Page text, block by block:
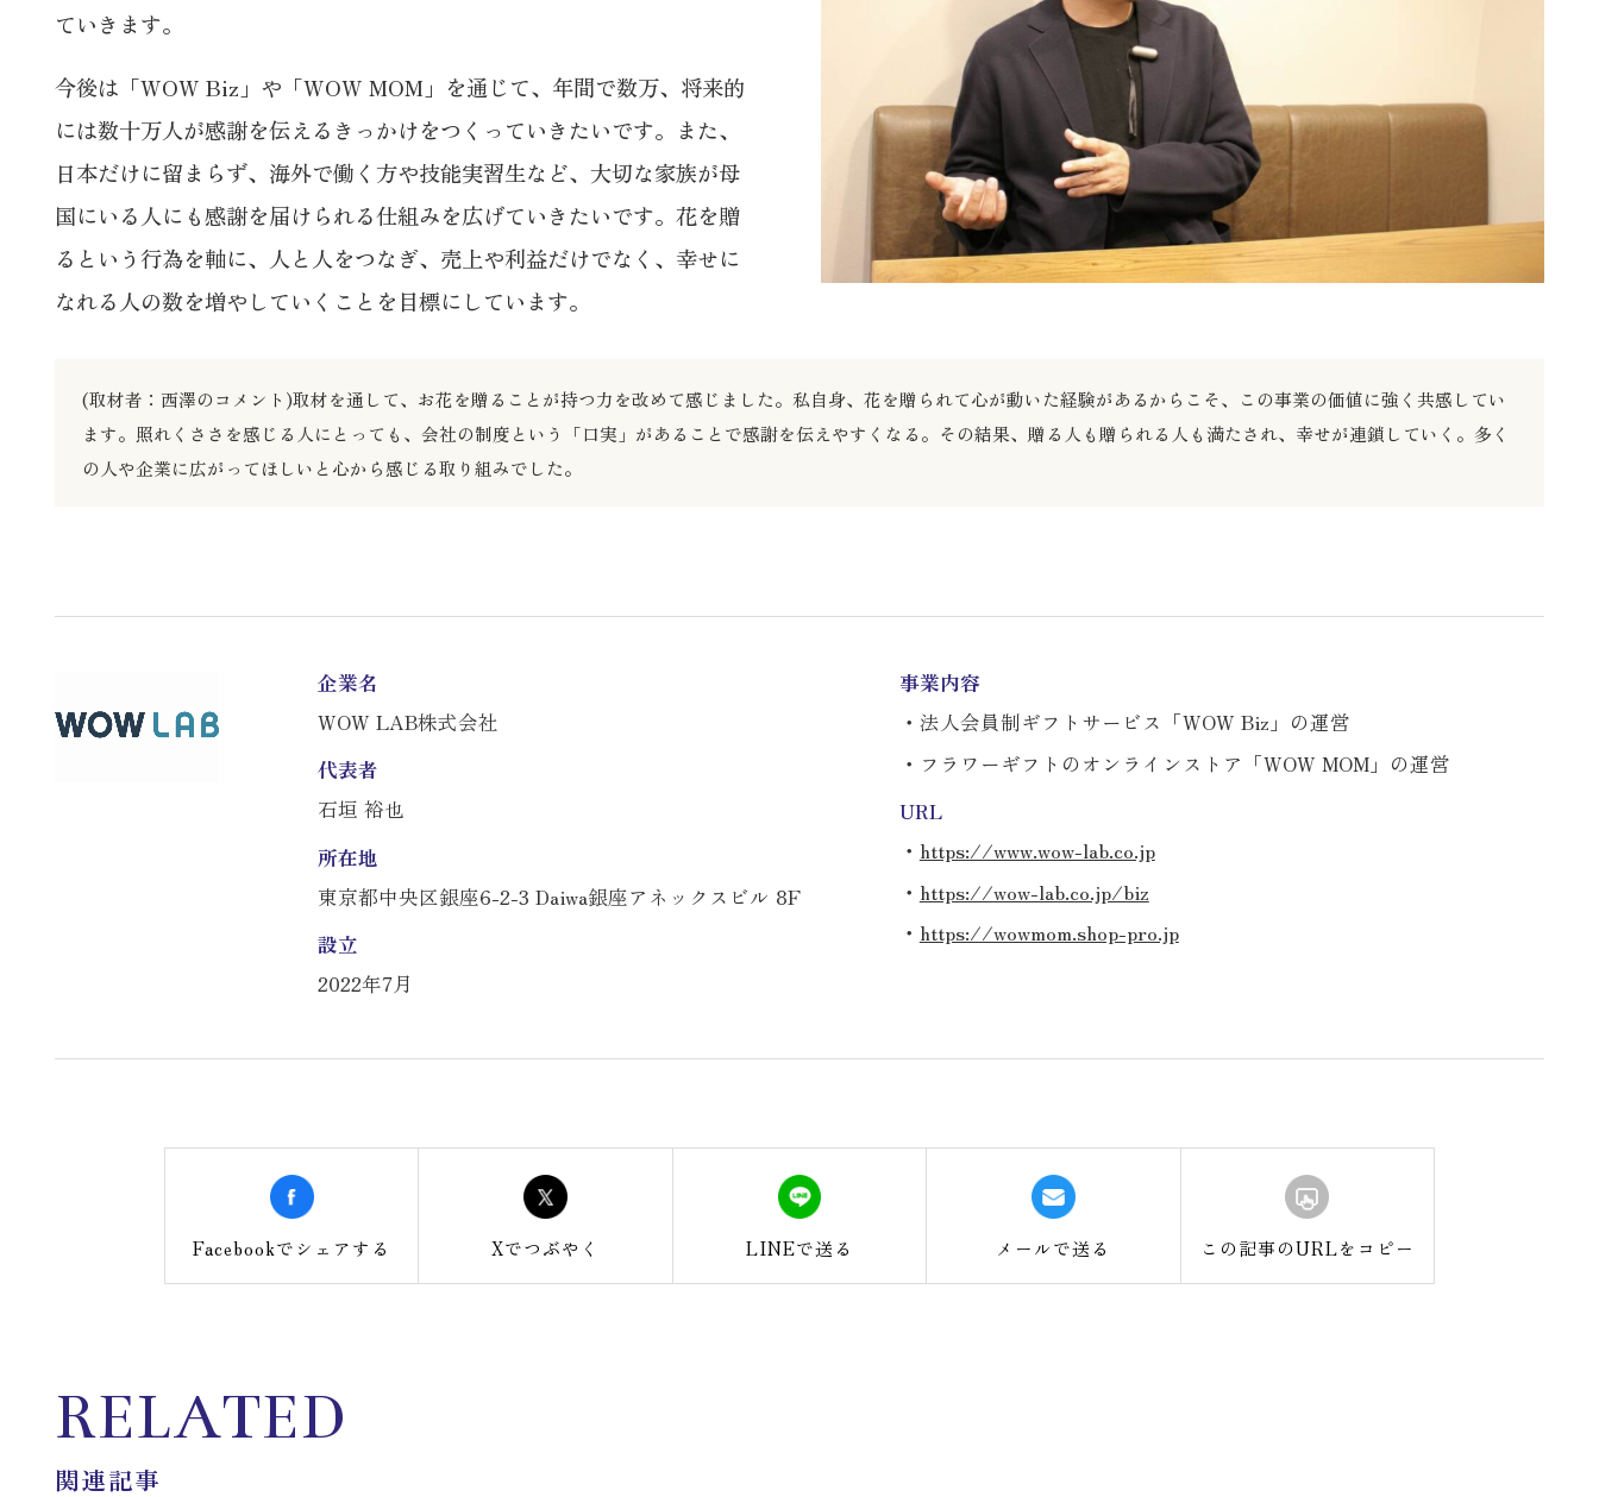
ていきます。
今後は「WOW Biz」や「WOW MOM」を通じて、年間で数万、将来的
には数十万人が感謝を伝えるきっかけをつくっていきたいです。また、
日本だけに留まらず、海外で働く方や技能実習生など、大切な家族が母
国にいる人にも感謝を届けられる仕組みを広げていきたいです。花を贈
るという行為を軸に、人と人をつなぎ、売上や利益だけでなく、幸せに
なれる人の数を増やしていくことを目標にしています。
(取材者：西澤のコメント)取材を通して、お花を贈ることが持つ力を改めて感じました。私自身、花を贈られて心が動いた経験があるからこそ、この事業の価値に強く共感してい
ます。照れくささを感じる人にとっても、会社の制度という「口実」があることで感謝を伝えやすくなる。その結果、贈る人も贈られる人も満たされ、幸せが連鎖していく。多く
の人や企業に広がってほしいと心から感じる取り組みでした。
企業名
WOW LAB株式会社
代表者
石垣 裕也
所在地
東京都中央区銀座6-2-3 Daiwa銀座アネックスビル 8F
設立
2022年7月
事業内容
・法人会員制ギフトサービス「WOW Biz」の運営
・フラワーギフトのオンラインストア「WOW MOM」の運営
URL
・ https://www.wow-lab.co.jp
・ https://wow-lab.co.jp/biz
・ https://wowmom.shop-pro.jp
Facebookでシェアする Xでつぶやく LINEで送る メールで送る この記事のURLをコピー
RELATED
関連記事